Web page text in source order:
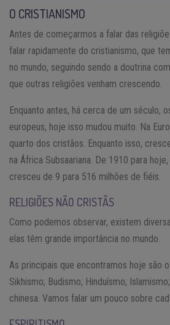
O CRISTIANISMO
Antes de começarmos a falar das
falar rapidamente do cristianismo, que
no mundo, seguindo sendo a doutrina
que outras religiões venham crescendo.
Enquanto antes, há cerca de um século,
europeus, hoje isso mudou muito. Na
quarto dos cristãos. Enquanto isso,
na África Subsaariana. De 1910 para
cresceu de 9 para 516 milhões de fiéis.
RELIGIÕES NÃO CRISTÃS
Como podemos observar, existem
elas têm grande importância no mundo.
As principais que encontramos hoje são
Sikhismo; Budismo; Hinduísmo;
chinesa. Vamos falar um pouco sobre